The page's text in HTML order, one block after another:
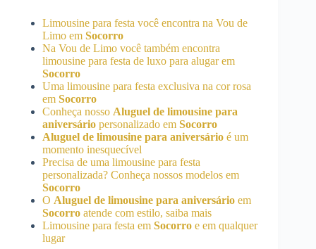
Limousine para festa você encontra na Vou de
Limo em Socorro
Na Vou de Limo você também encontra
limousine para festa de luxo para alugar em
Socorro
Uma limousine para festa exclusiva na cor rosa
em Socorro
Conheça nosso Aluguel de limousine para
aniversário personalizado em Socorro
Aluguel de limousine para aniversário é um
momento inesquecível
Precisa de uma limousine para festa
personalizada? Conheça nossos modelos em
Socorro
O Aluguel de limousine para aniversário em
Socorro atende com estilo, saiba mais
Limousine para festa em Socorro e em qualquer
lugar